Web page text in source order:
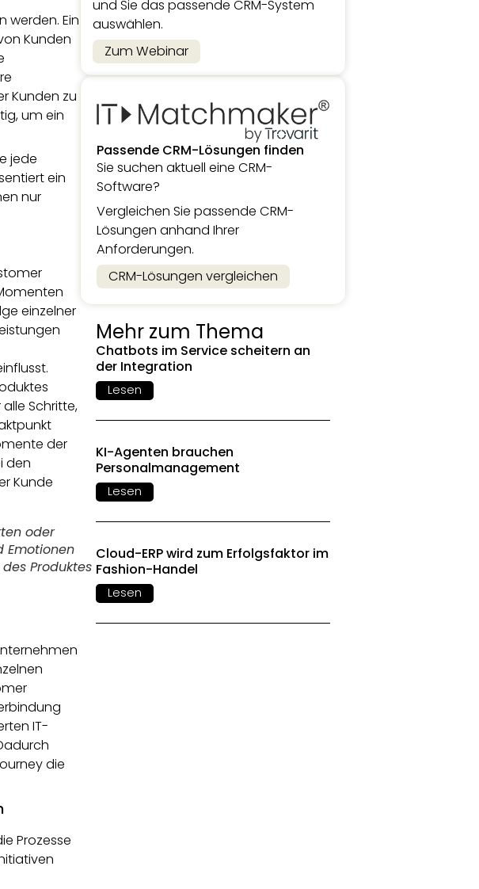
werden. Ein
Kunden
Kunden zu
um ein
jede
ein
nur
einzelner
Schritte,
der
den
Kunde
oder
Emotionen
Produktes
IT-
die
Prozesse
und Sie das passende CRM-System
auswählen.
Zum Webinar
Passende CRM-Lösungen finden
Sie suchen aktuell eine CRM-
Software?
Vergleichen Sie passende CRM-
Lösungen anhand Ihrer
Anforderungen.
CRM-Lösungen vergleichen
Mehr zum Thema
Chatbots im Service scheitern an
der Integration
Lesen
KI-Agenten brauchen
Personalmanagement
Lesen
Cloud-ERP wird zum Erfolgsfaktor im
Fashion-Handel
Lesen